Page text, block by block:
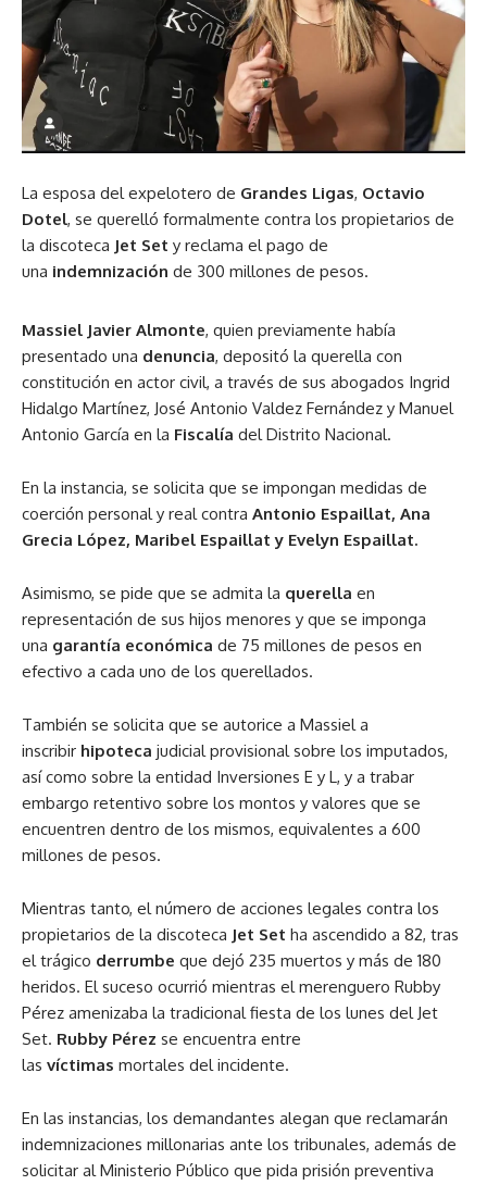
La esposa del expelotero de Grandes Ligas, Octavio
Dotel, se querelló formalmente contra los propietarios de
la discoteca Jet Set y reclama el pago de
una indemnización de 300 millones de pesos.
Massiel Javier Almonte, quien previamente había
presentado una denuncia, depositó la querella con
constitución en actor civil, a través de sus abogados Ingrid
Hidalgo Martínez, José Antonio Valdez Fernández y Manuel
Antonio García en la Fiscalía del Distrito Nacional.
En la instancia, se solicita que se impongan medidas de
coerción personal y real contra Antonio Espaillat, Ana
Grecia López, Maribel Espaillat y Evelyn Espaillat.
Asimismo, se pide que se admita la querella en
representación de sus hijos menores y que se imponga
una garantía económica de 75 millones de pesos en
efectivo a cada uno de los querellados.
También se solicita que se autorice a Massiel a
inscribir hipoteca judicial provisional sobre los imputados,
así como sobre la entidad Inversiones E y L, y a trabar
embargo retentivo sobre los montos y valores que se
encuentren dentro de los mismos, equivalentes a 600
millones de pesos.
Mientras tanto, el número de acciones legales contra los
propietarios de la discoteca Jet Set ha ascendido a 82, tras
el trágico derrumbe que dejó 235 muertos y más de 180
heridos. El suceso ocurrió mientras el merenguero Rubby
Pérez amenizaba la tradicional fiesta de los lunes del Jet
Set. Rubby Pérez se encuentra entre
las víctimas mortales del incidente.
En las instancias, los demandantes alegan que reclamarán
indemnizaciones millonarias ante los tribunales, además de
solicitar al Ministerio Público que pida prisión preventiva